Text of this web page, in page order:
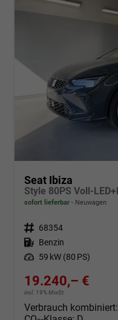
Seat Ibiza
sofort lieferbar Neuwagen
Fahrzeugnr. 68354
Kraftstoff Benzin
Leistung 59 kW (80 PS)
19.240,– €
incl. 19% MwSt.
Verbrauch kombiniert: